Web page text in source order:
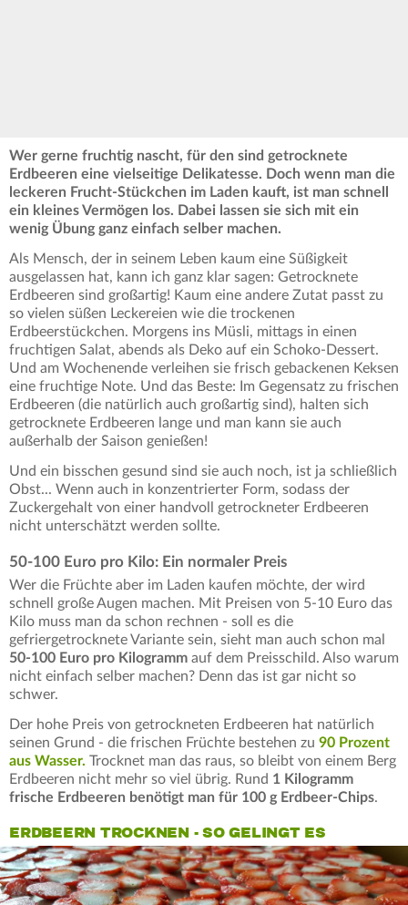
Wer gerne fruchtig nascht, für den sind getrocknete
Erdbeeren eine vielseitige Delikatesse. Doch wenn man die
leckeren Frucht-Stückchen im Laden kauft, ist man schnell
ein kleines Vermögen los. Dabei lassen sie sich mit ein
wenig Übung ganz einfach selber machen.
Als Mensch, der in seinem Leben kaum eine Süßigkeit
ausgelassen hat, kann ich ganz klar sagen: Getrocknete
Erdbeeren sind großartig! Kaum eine andere Zutat passt zu
so vielen süßen Leckereien wie die trockenen
Erdbeerstückchen. Morgens ins Müsli, mittags in einen
fruchtigen Salat, abends als Deko auf ein Schoko-Dessert.
Und am Wochenende verleihen sie frisch gebackenen Keksen
eine fruchtige Note. Und das Beste: Im Gegensatz zu frischen
Erdbeeren (die natürlich auch großartig sind), halten sich
getrocknete Erdbeeren lange und man kann sie auch
außerhalb der Saison genießen!
Und ein bisschen gesund sind sie auch noch, ist ja schließlich
Obst... Wenn auch in konzentrierter Form, sodass der
Zuckergehalt von einer handvoll getrockneter Erdbeeren
nicht unterschätzt werden sollte.
50-100 Euro pro Kilo: Ein normaler Preis
Wer die Früchte aber im Laden kaufen möchte, der wird
schnell große Augen machen. Mit Preisen von 5-10 Euro das
Kilo muss man da schon rechnen - soll es die
gefriergetrocknete Variante sein, sieht man auch schon mal
50-100 Euro pro Kilogramm auf dem Preisschild. Also warum
nicht einfach selber machen? Denn das ist gar nicht so
schwer.
Der hohe Preis von getrockneten Erdbeeren hat natürlich
seinen Grund - die frischen Früchte bestehen zu 90 Prozent
aus Wasser. Trocknet man das raus, so bleibt von einem Berg
Erdbeeren nicht mehr so viel übrig. Rund 1 Kilogramm
frische Erdbeeren benötigt man für 100 g Erdbeer-Chips.
ERDBEERN TROCKNEN - SO GELINGT ES